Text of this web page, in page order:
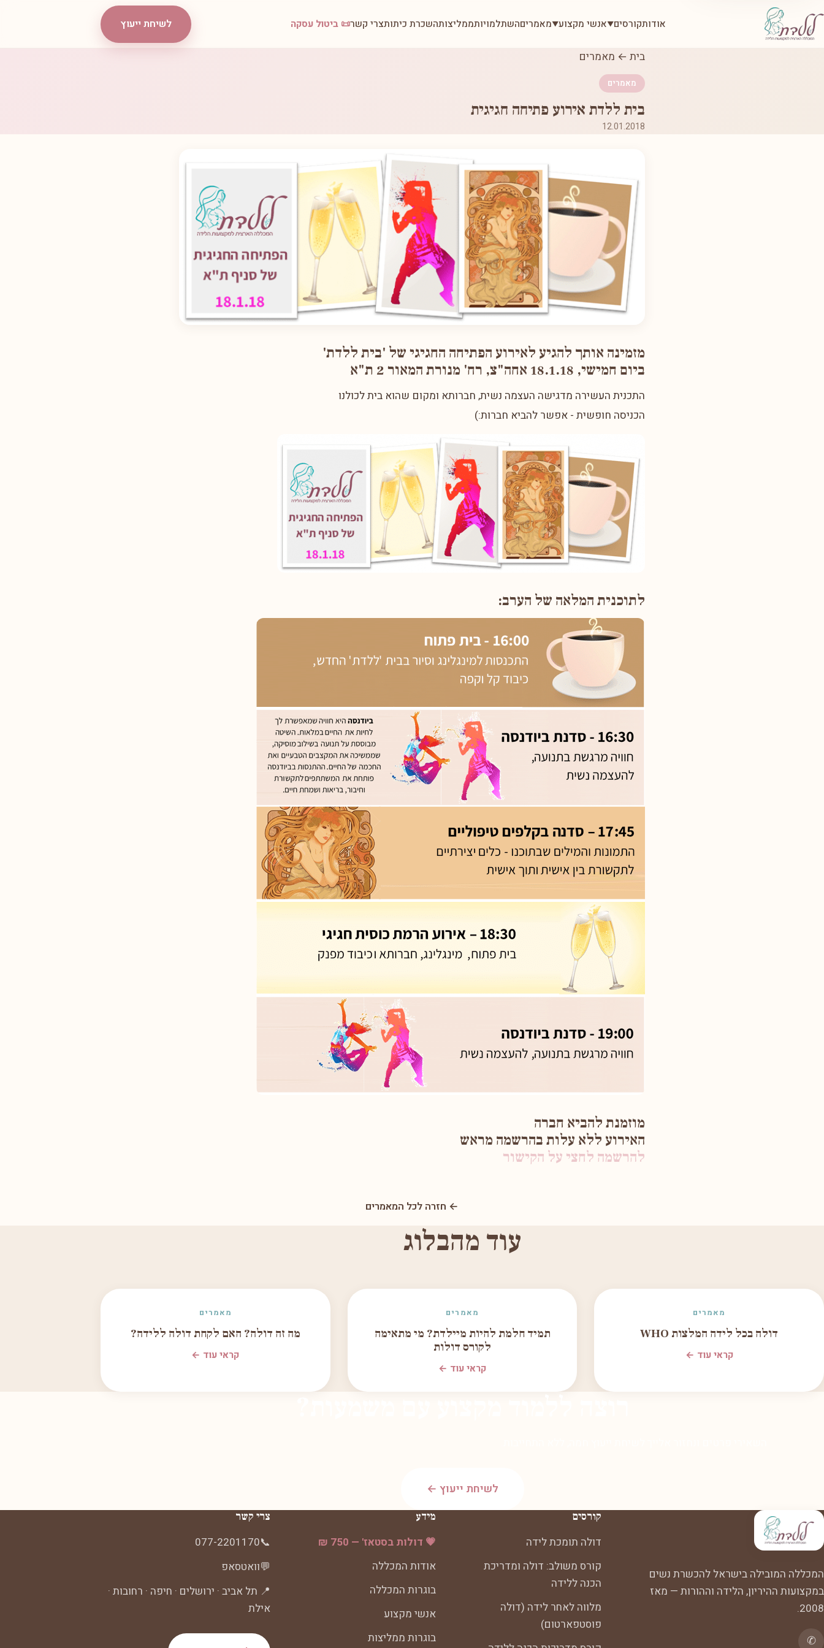
אודותקורסים▼אנשי מקצוע▼מאמריםהשתלמויותממליצותהשכרת כיתותצרי קשר📜 ביטול עסקה לשיחת ייעוץ
בית ← מאמרים
מאמרים
בית ללדת אירוע פתיחה חגיגית
12.01.2018
מזמינה אותך להגיע לאירוע הפתיחה החגיגי של 'בית ללדת'
ביום חמישי, 18.1.18 אחה"צ, רח' מנורת המאור 2 ת"א
התכנית העשירה מדגישה העצמה נשית, חברותא ומקום שהוא בית לכולנו
הכניסה חופשית - אפשר להביא חברות:)
לתוכנית המלאה של הערב:
מוזמנת להביא חברה
האירוע ללא עלות בהרשמה מראש
להרשמה לחצי על הקישור
← חזרה לכל המאמרים
עוד מהבלוג
מאמרים
דולה בכל לידה המלצות WHO
קראי עוד ←
מאמרים
תמיד חלמת להיות מיילדת? מי מתאימה
לקורס דולות
קראי עוד ←
מאמרים
מה זה דולה? האם לקחת דולה ללידה?
קראי עוד ←
לשיחת ייעוץ ←
המכללה המובילה בישראל להכשרת נשים
במקצועות ההיריון, הלידה וההורות — מאז
2008.
✆
קורסים
דולה תומכת לידה
קורס משולב: דולה ומדריכת
הכנה ללידה
מלווה לאחר לידה (דולה
פוסטפארטום)
מידע
💗 דולות בסטאז' — 750 ₪
אודות המכללה
בוגרות המכללה
אנשי מקצוע
בוגרות ממליצות
צרי קשר
📞
077-2201170
💬וואטסאפ
📍 תל אביב · ירושלים · חיפה · רחובות ·
אילת